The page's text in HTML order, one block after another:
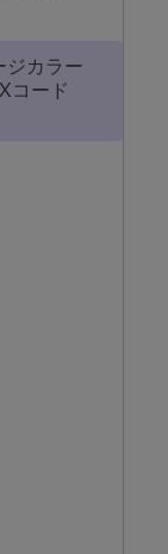
ジカラー
コード